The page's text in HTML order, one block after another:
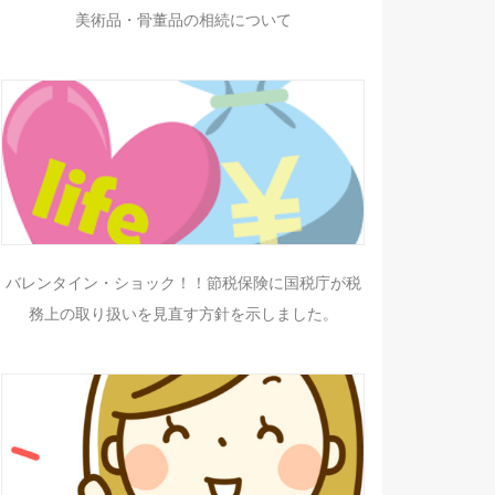
美術品・骨董品の相続について
バレンタイン・ショック！！節税保険に国税庁が税
務上の取り扱いを見直す方針を示しました。